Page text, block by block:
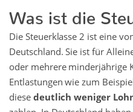
Was ist die
Die Steuerklasse 2 ist eine
Deutschland. Sie ist für
oder mehrere minderjährige
Entlastungen wie zum
diese deutlich weniger